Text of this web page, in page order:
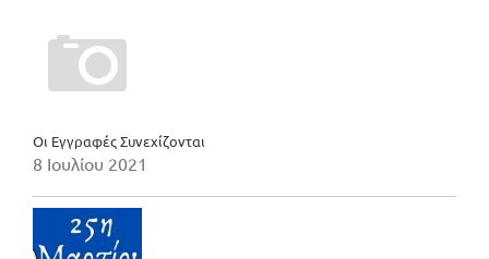
Οι Εγγραφές Συνεχίζονται
8 Ιουλίου 2021